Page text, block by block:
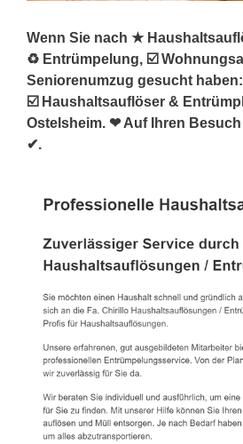
Wenn Sie nach ★
♻ Entrümpelung, ☑️
Seniorenumzug gesucht
☑️ Haushaltsauflöser &
Ostelsheim. ❤ Auf Ihren
✔.